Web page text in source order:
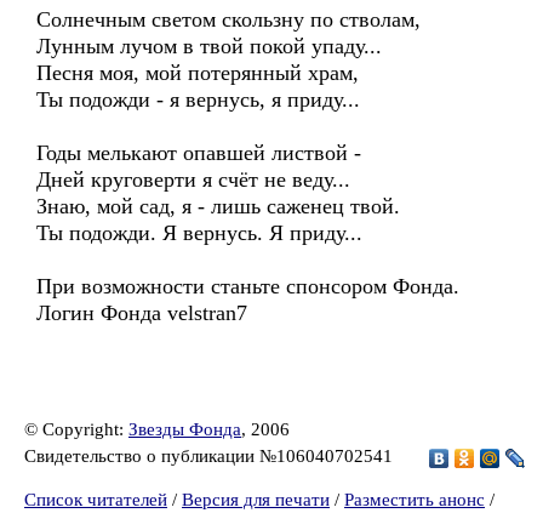
Солнечным светом скользну по стволам,
Лунным лучом в твой покой упаду...
Песня моя, мой потерянный храм,
Ты подожди - я вернусь, я приду...
Годы мелькают опавшей листвой -
Дней круговерти я счёт не веду...
Знаю, мой сад, я - лишь саженец твой.
Ты подожди. Я вернусь. Я приду...
При возможности станьте спонсором Фонда.
Логин Фонда velstran7
© Copyright: Звезды Фонда, 2006
Свидетельство о публикации №106040702541
Список читателей / Версия для печати / Разместить анонс /